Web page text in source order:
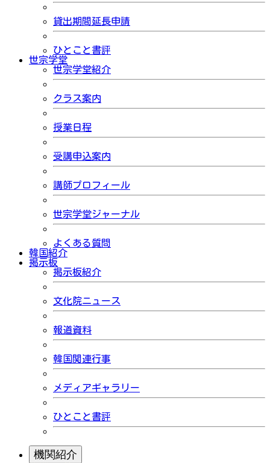
貸出期間延長申請
ひとこと書評
世宗学堂
世宗学堂紹介
クラス案内
授業日程
受講申込案内
講師プロフィール
世宗学堂ジャーナル
よくある質問
韓国紹介
掲示板
掲示板紹介
文化院ニュース
報道資料
韓国関連行事
メディアギャラリー
ひとこと書評
機関紹介